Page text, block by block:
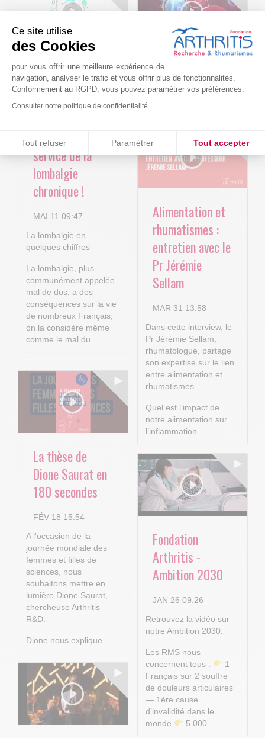
Ce site utilise
des Cookies
pour vous offrir une meilleure expérience de
navigation, analyser le trafic et vous offrir plus de fonctionnalités.
Conformément au RGPD, vous pouvez paramétrer vos préférences.
Consulter notre politique de confidentialité
Tout refuser Paramétrer Tout accepter
Axeptio consent
Plateforme de Gestion du Consentement : Personnalisez vos
Notre plateforme vous permet d'adapter et de gérer vos
Le projet BACK-
4P : Les
nouvelles
numériques au
service de la
lombalgie
chronique !
MAI 11 09:47
La lombalgie en
quelques chiffres
La lombalgie, plus
communément appelée
mal de dos, a des
conséquences sur la vie
de nombreux Français,
on la considère même
comme le mal du...
Arthritis4Cure -
Cure-RA
Alimentation et
rhumatismes :
entretien avec le
Pr Jérémie
Sellam
MAR 31 13:58
Dans cette interview, le
Pr Jérémie Sellam,
rhumatologue, partage
son expertise sur le lien
entre alimentation et
rhumatismes.
Quel est l’impact de
notre alimentation sur
l’inflammation...
La thèse de
Dione Saurat en
180 secondes
FÉV 18 15:54
A l'occasion de la
journée mondiale des
femmes et filles de
sciences, nous
souhaitons mettre en
lumière Dione Saurat,
chercheuse Arthritis
R&D.
Dione nous explique...
Fondation
Arthritis -
Ambition 2030
JAN 26 09:26
Retrouvez la vidéo sur
notre Ambition 2030.
Les RMS nous
concernent tous :
1
Français sur 2 souffre
de douleurs articulaires
— 1ère cause
d’invalidité dans le
monde
5 000...